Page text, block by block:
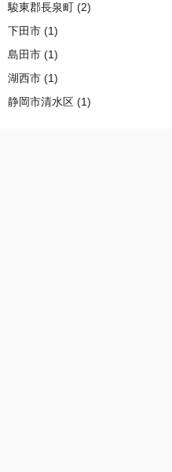
駿東郡長泉町 (2)
下田市 (1)
島田市 (1)
湖西市 (1)
静岡市清水区 (1)